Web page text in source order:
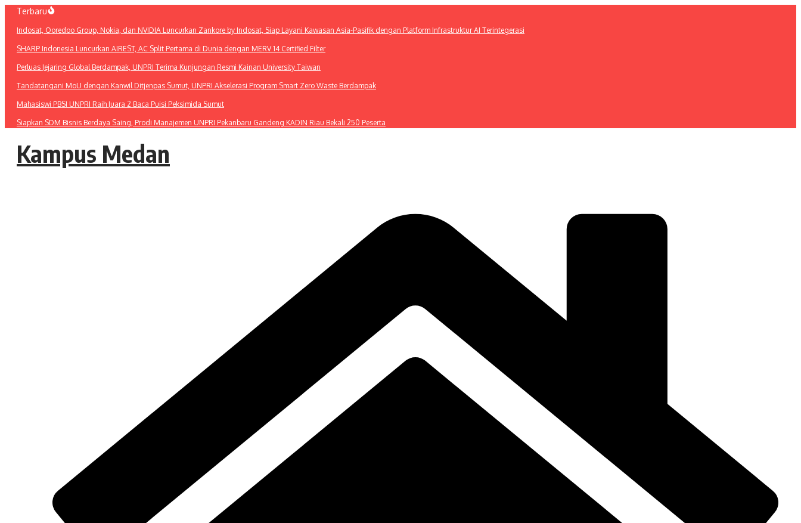
Lewati
konten
Terbaru
Indosat, Ooredoo Group, Nokia, dan NVIDIA Luncurkan Zankore by Indosat, Siap Layani Kawasan Asia-Pasifik dengan Platform Infrastruktur AI Terintegerasi
SHARP Indonesia Luncurkan AIREST, AC Split Pertama di Dunia dengan MERV 14 Certified Filter
Perluas Jejaring Global Berdampak, UNPRI Terima Kunjungan Resmi Kainan University Taiwan
Tandatangani MoU dengan Kanwil Ditjenpas Sumut, UNPRI Akselerasi Program Smart Zero Waste Berdampak
Mahasiswi PBSI UNPRI Raih Juara 2 Baca Puisi Peksimida Sumut
Siapkan SDM Bisnis Berdaya Saing, Prodi Manajemen UNPRI Pekanbaru Gandeng KADIN Riau Bekali 250 Peserta
Kampus Medan